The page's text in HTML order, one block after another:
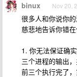
binux Nov 20,
很多人和你说你
慈悲地告诉你错
1. 你无法保证确
三个进程的输出
前三个执行完了